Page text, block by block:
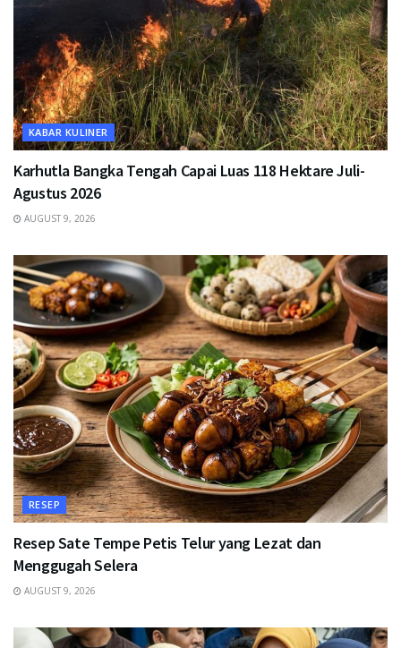
KABAR KULINER
Karhutla Bangka Tengah Capai Luas 118 Hektare Juli-
Agustus 2026
AUGUST 9, 2026
RESEP
Resep Sate Tempe Petis Telur yang Lezat dan
Menggugah Selera
AUGUST 9, 2026